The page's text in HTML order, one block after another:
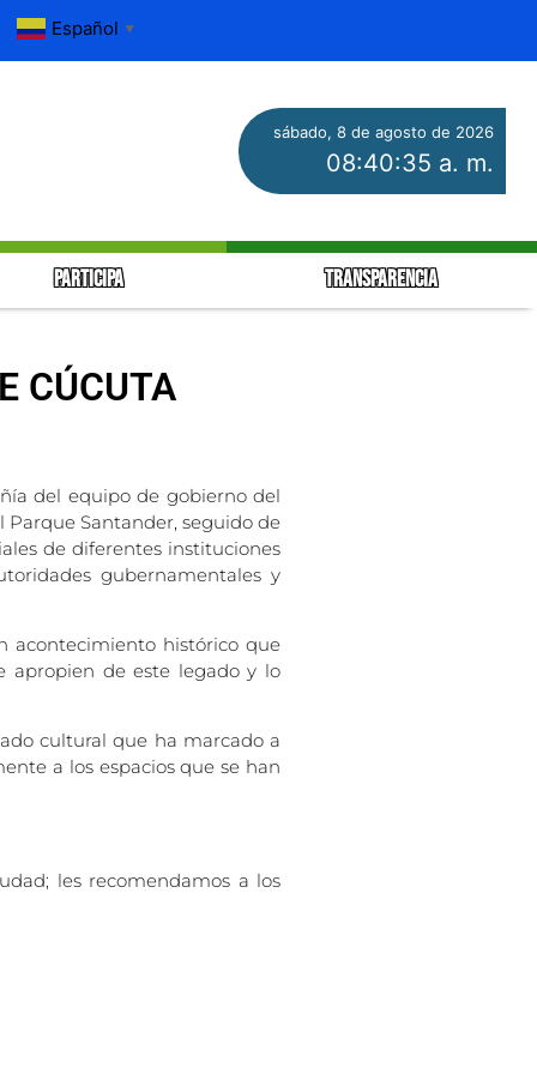
Español ▼
sábado, 8 de agosto de 2026
08:40:36 a. m.
PARTICIPA TRANSPARENCIA
CÚCUTA
del equipo de gobierno del
Santander, seguido de
de diferentes instituciones
gubernamentales y
acontecimiento histórico que
apropien de este legado y lo
cultural que ha marcado a
a los espacios que se han
les recomendamos a los